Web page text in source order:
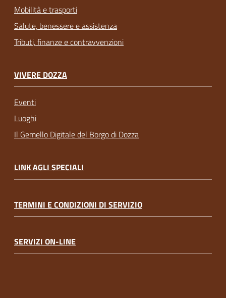
Mobilità e trasporti
Salute, benessere e assistenza
Tributi, finanze e contravvenzioni
VIVERE DOZZA
Eventi
Luoghi
Il Gemello Digitale del Borgo di Dozza
LINK AGLI SPECIALI
TERMINI E CONDIZIONI DI SERVIZIO
SERVIZI ON-LINE